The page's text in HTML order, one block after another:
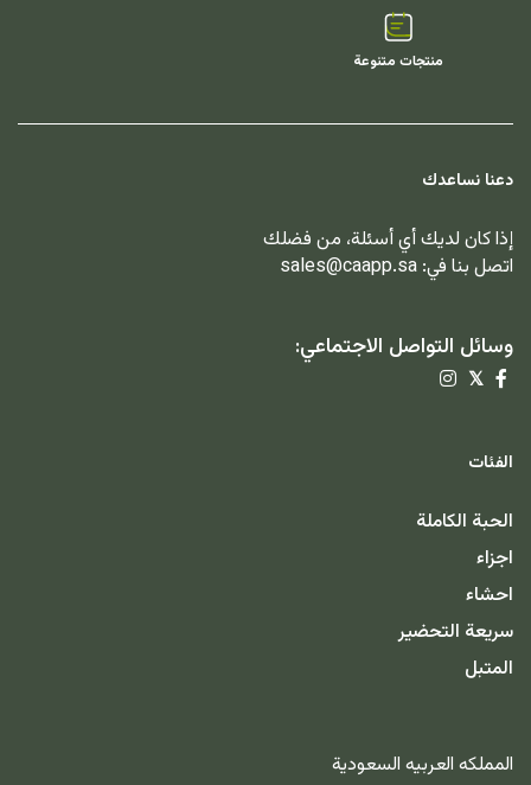
منتجات متنوعة
دعنا نساعدك
إذا كان لديك أي أسئلة، من فضلك
اتصل بنا في: sales@caapp.sa
وسائل التواصل الاجتماعي:
𝕏
الفئات
الحبة الكاملة
اجزاء
احشاء
سريعة التحضير
المتبل
المملكه العربيه السعودية